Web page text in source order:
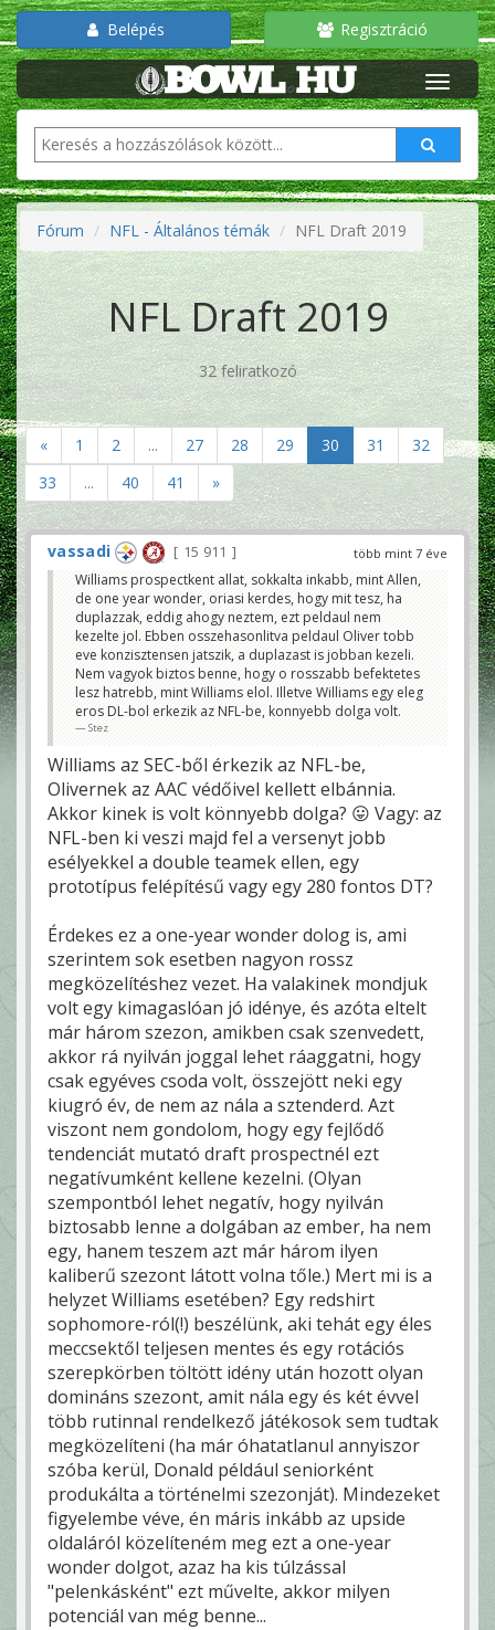
Belépés Regisztráció
Fórum NFL - Általános témák NFL Draft 2019
NFL Draft 2019
32 feliratkozó
« 1 2 ... 27 28 29 30 31
32
33
... 40 41 »
több mint 7 éve
vassadi
15 911
Williams prospectkent allat, sokkalta inkabb, mint Allen,
de one year wonder, oriasi kerdes, hogy mit tesz, ha
duplazzak, eddig ahogy neztem, ezt peldaul nem
kezelte jol. Ebben osszehasonlitva peldaul Oliver tobb
eve konzisztensen jatszik, a duplazast is jobban kezeli.
Nem vagyok biztos benne, hogy o rosszabb befektetes
lesz hatrebb, mint Williams elol. Illetve Williams egy eleg
eros DL-bol erkezik az NFL-be, konnyebb dolga volt.
Stez
Williams az SEC-ből érkezik az NFL-be,
Olivernek az AAC védőivel kellett elbánnia.
Akkor kinek is volt könnyebb dolga? 😛 Vagy: az
NFL-ben ki veszi majd fel a versenyt jobb
esélyekkel a double teamek ellen, egy
prototípus felépítésű vagy egy 280 fontos DT?
Érdekes ez a one-year wonder dolog is, ami
szerintem sok esetben nagyon rossz
megközelítéshez vezet. Ha valakinek mondjuk
volt egy kimagaslóan jó idénye, és azóta eltelt
már három szezon, amikben csak szenvedett,
akkor rá nyilván joggal lehet ráaggatni, hogy
csak egyéves csoda volt, összejött neki egy
kiugró év, de nem az nála a sztenderd. Azt
viszont nem gondolom, hogy egy fejlődő
tendenciát mutató draft prospectnél ezt
negatívumként kellene kezelni. (Olyan
szempontból lehet negatív, hogy nyilván
biztosabb lenne a dolgában az ember, ha nem
egy, hanem teszem azt már három ilyen
kaliberű szezont látott volna tőle.) Mert mi is a
helyzet Williams esetében? Egy redshirt
sophomore-ról(!) beszélünk, aki tehát egy éles
meccsektől teljesen mentes és egy rotációs
szerepkörben töltött idény után hozott olyan
domináns szezont, amit nála egy és két évvel
több rutinnal rendelkező játékosok sem tudtak
megközelíteni (ha már óhatatlanul annyiszor
szóba kerül, Donald például seniorként
produkálta a történelmi szezonját). Mindezeket
figyelembe véve, én máris inkább az upside
oldaláról közelíteném meg ezt a one-year
wonder dolgot, azaz ha kis túlzással
"pelenkásként" ezt művelte, akkor milyen
potenciál van még benne...